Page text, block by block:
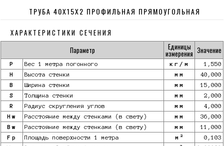
ТРУБА 40Х15Х2 ПРОФИЛЬНАЯ ПРЯМОУГОЛЬНАЯ
ХАРАКТЕРИСТИКИ СЕЧЕНИЯ
Параметр
Единицы
измерения Значение
P Вес 1 метра погонного кг/м
1,550
H
Высота стенки мм
40,000
B
Ширина стенки мм
15,000
S
Толщина стенки мм
2,000
R
Радиус скругления углов мм
4,000
Hw
Расстояние между стенками (в свету) мм
36,000
Bw
Расстояние между стенками (в свету) мм
11,000
Fp
Площадь поверхности 1 метра м 2
0,103